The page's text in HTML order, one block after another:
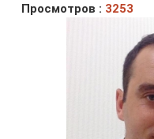
Просмотров : 3253